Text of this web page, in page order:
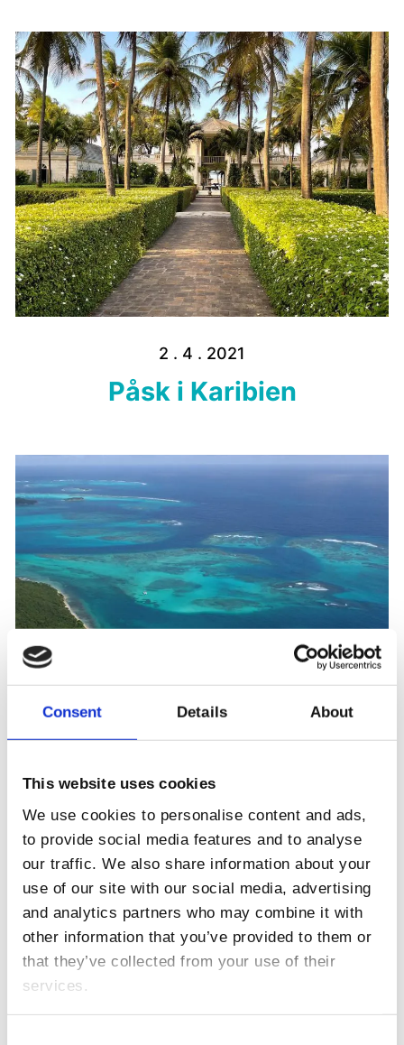
Consent Details About
This website uses cookies
We use cookies to personalise content and ads,
to provide social media features and to analyse
our traffic. We also share information about your
use of our site with our social media, advertising
and analytics partners who may combine it with
other information that you’ve provided to them or
that they’ve collected from your use of their
services.
2 . 4 . 2021
Påsk i Karibien
22 . 2 . 2021
Time flies when you’re
having fun!